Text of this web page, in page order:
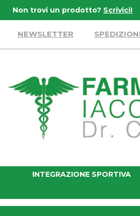
principale
Non trovi un prodotto? Scrivici!
NEWSLETTER
Farmacia
Iaccheri
INTEGRAZIONE SPORTIVA